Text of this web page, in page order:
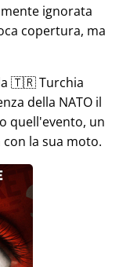
ignorata
copertura, ma
🇹🇷 Turchia
della NATO il
quell'evento, un
la sua moto.